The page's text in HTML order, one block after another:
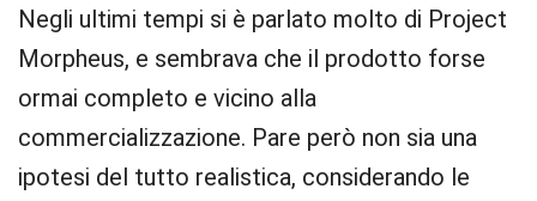
Negli ultimi tempi si è parlato molto di Project
Morpheus, e sembrava che il prodotto forse
ormai completo e vicino alla
commercializzazione. Pare però non sia una
ipotesi del tutto realistica, considerando le